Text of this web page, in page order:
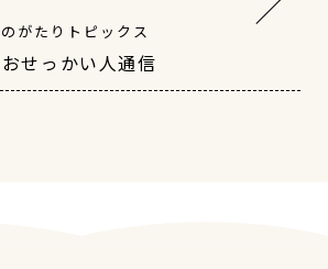
がたりトピックス
せっかい人通信